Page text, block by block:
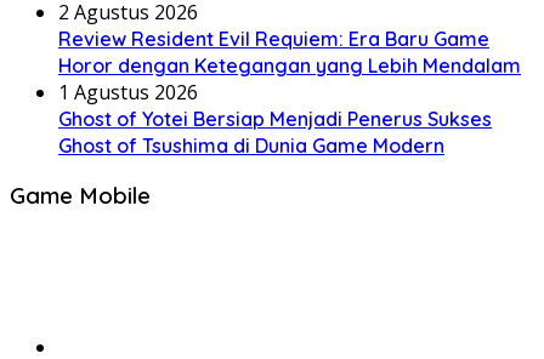
2 Agustus 2026
Review Resident Evil Requiem: Era Baru Game
Horor dengan Ketegangan yang Lebih Mendalam
1 Agustus 2026
Ghost of Yotei Bersiap Menjadi Penerus Sukses
Ghost of Tsushima di Dunia Game Modern
Game Mobile